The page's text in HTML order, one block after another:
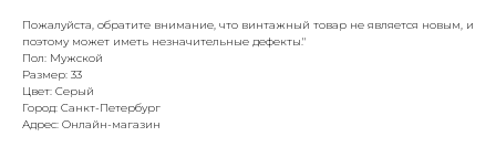
Пожалуйста, обратите внимание, что винтажный товар не является новым, и
поэтому может иметь незначительные дефекты."
Пол: Мужской
Размер: 33
Цвет: Серый
Город: Санкт-Петербург
Адрес: Онлайн-магазин